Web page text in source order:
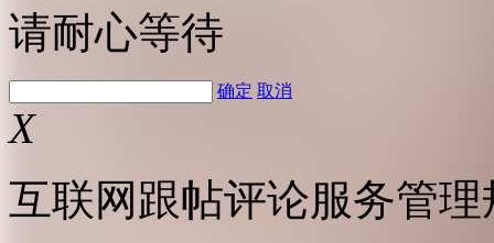
请耐心等待
确定 取消
X
互联网跟帖评论服务管理